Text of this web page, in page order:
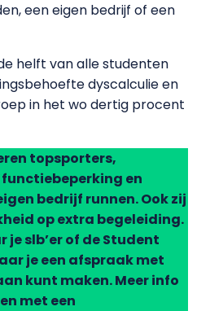
een eigen bedrijf of een
helft van alle studenten
dyscalculie en
in het wo dertig procent
topsporters,
en
bedrijf runnen. Ook zij
op extra begeleiding.
je slb’er of de Student
je een afspraak met
kunt maken. Meer info
met een